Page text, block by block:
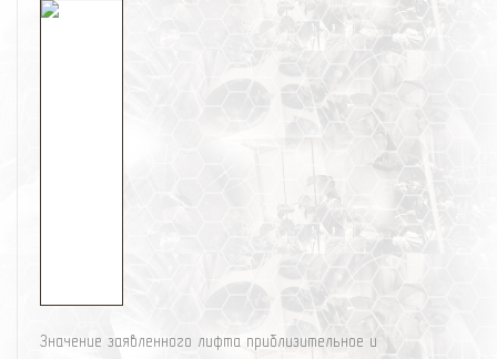
Значение заявленного лифта приблизительное и